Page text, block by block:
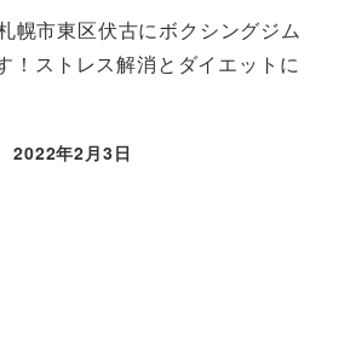
幌市東区伏古にボクシングジム
！ストレス解消とダイエットに
2022年2月3日